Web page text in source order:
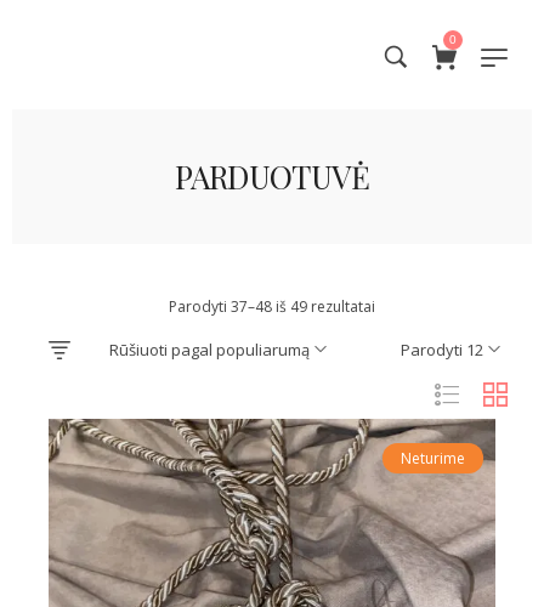
0
PARDUOTUVĖ
Parodyti 37–48 iš 49 rezultatai
Parodyti 12
Rūšiuoti pagal populiarumą
Neturime